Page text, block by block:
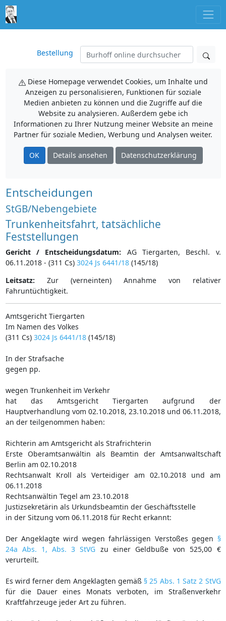
Bestellung
Diese Homepage verwendet Cookies, um Inhalte und
Anzeigen zu personalisieren, Funktionen für soziale
Medien anbieten zu können und die Zugriffe auf die
Website zu analysieren. Außerdem gebe ich
Informationen zu Ihrer Nutzung meiner Website an meine
Partner für soziale Medien, Werbung und Analysen weiter.
OK Details ansehen Datenschutzerklärung
Entscheidungen
StGB/Nebengebiete
Trunkenheitsfahrt, tatsächliche
Feststellungen
Gericht / Entscheidungsdatum: AG Tiergarten, Beschl. v.
06.11.2018 - (311 Cs) 3024 Js 6441/18(145/18)
Leitsatz: Zur (verneinten) Annahme von relativer
Fahruntüchtigkeit.
Amtsgericht Tiergarten
Im Namen des Volkes
(311 Cs) 3024 Js 6441/18(145/18)
In der Strafsache
gegen pp.
wegen Trunkenheit im Verkehr
hat das Amtsgericht Tiergarten aufgrund der
Hauptverhandlung vom 02.10.2018, 23.10.2018 und 06.11.2018,
an der teilgenommen haben:
Richterin am Amtsgericht als Strafrichterin
Erste Oberamtsanwältin als Beamtin der Amtsanwaltschaft
Berlin am 02.10.2018
Rechtsanwalt Kroll als Verteidiger am 02.10.2018 und am
06.11.2018
Rechtsanwältin Tegel am 23.10.2018
Justizsekretärin als Urkundsbeamtin der Geschäftsstelle
in der Sitzung vom 06.11.2018 für Recht erkannt:
Der Angeklagte wird wegen fahrlässigen Verstoßes gegen §
24a Abs. 1, Abs. 3 StVG zu einer Geldbuße von 525,00 €
verurteilt.
Es wird ferner dem Angeklagten gemäß § 25 Abs. 1 Satz 2 StVG
für die Dauer eines Monats verboten, im Straßenverkehr
Kraftfahrzeuge jeder Art zu führen.